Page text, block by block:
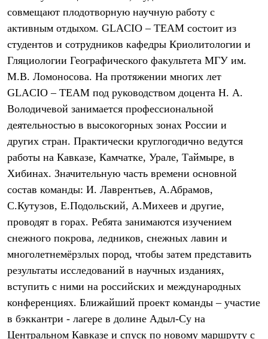
Штормовая одежда
Софтшелл одежда
Куртки
Брюки
Лёгкая одежда
Рубашки
Футболки
Толстовки
Брюки
Термобелье
Теплое термобелье
Среднее термобелье
Легкое термобелье
Флисовая одежда
Брюки
Детская одежда
Комбинезоны
Куртки
Брюки
Утепленная синтетикой
Комбинезоны
Куртки
Лёгкая одежда
Футболки
Толстовки
совмещают плодотворную научную работу с
активным отдыхом. GLACIO – TEAM состоит из
студентов и сотрудников кафедры Криолитологии и
Гляциологии Географического факультета МГУ им.
М.В. Ломоносова. На протяжении многих лет
GLACIO – TEAM под руководством доцента Н. А.
Володичевой занимается профессиональной
деятельностью в высокогорных зонах России и
других стран. Практически круглогодично ведутся
работы на Кавказе, Камчатке, Урале, Таймыре, в
Хибинах. Значительную часть времени основной
состав команды: И. Лаврентьев, А.Абрамов,
С.Кутузов, Е.Подольский, А.Михеев и другие,
проводят в горах. Ребята занимаются изучением
снежного покрова, ледников, снежных лавин и
многолетнемёрзлых пород, чтобы затем представить
результаты исследований в научных изданиях,
вступить с ними на российских и международных
конференциях. Ближайший проект команды – участие
в бэккантри - лагере в долине Адыл-Су на
Центральном Кавказе и спуск по новому маршруту с